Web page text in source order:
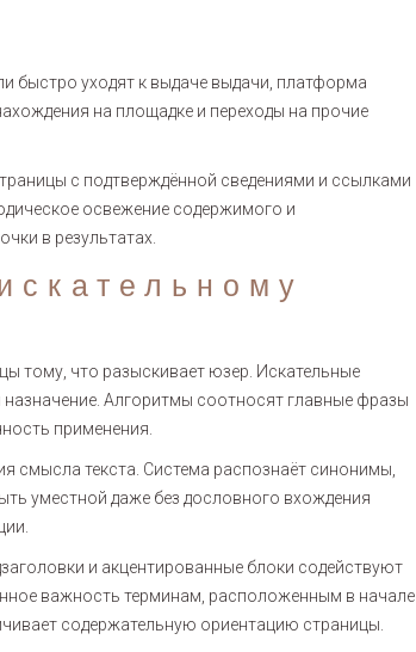
быстро уходят к выдаче выдачи, платформа
на площадке и переходы на прочие
с подтверждённой сведениями и ссылками
освежение содержимого и
в результатах.
тому, что разыскивает юзер. Искательные
Алгоритмы соотносят главные фразы
применения.
смысла текста. Система распознаёт синонимы,
уместной даже без дословного вхождения
и акцентированные блоки содействуют
важность терминам, расположенным в начале
содержательную ориентацию страницы.